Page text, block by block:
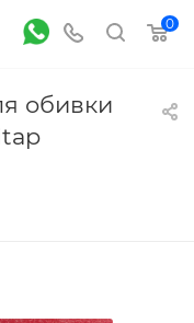
0
обивки